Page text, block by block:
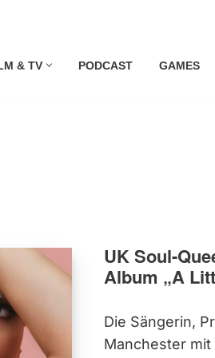
& TV PODCAST GAMES
UK Soul-
Album „A
Die Sängerin,
Manchester